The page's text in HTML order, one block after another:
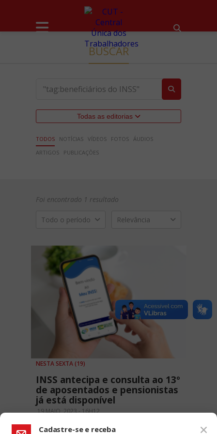
BUSCAR
Todas as editorias
TODOS NOTÍCIAS VÍDEOS FOTOS ÁUDIOS
ARTIGOS
PUBLICAÇÕES
Foi encontrado 1 resultado
Todo o período Relevância
NESTA SEXTA (19)
INSS antecipa e consulta ao 13º
de aposentados e pensionistas
já está disponível
19 MAIO, 2023 - 16H12
Cadastre-se e receba